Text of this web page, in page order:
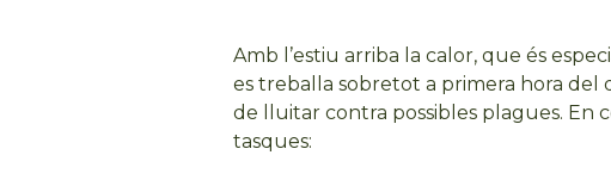
Amb l’estiu arriba la calor, que és
es treballa sobretot a primera hora del
de lluitar contra possibles plagues. En
tasques: